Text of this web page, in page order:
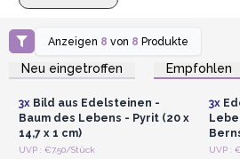
Anzeigen 8 von 8 Produkte
Neu eingetroffen Empfohlen
Anmelden oder
Registrieren für
Großhandelspreise
3xBild aus Edelsteinen -
Baum des Lebens - Pyrit (20 x
14,7 x 1 cm)
UVP : €7.50/Stück
3x
UVP :
Anmelden oder